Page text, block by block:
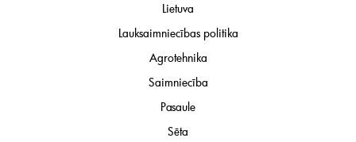
Lietuva
Lauksaimniecības politika
Agrotehnika
Saimniecība
Pasaule
Sēta